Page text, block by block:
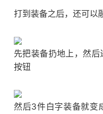
打到装备之后，还可以
先把装备扔地上，然
按钮
然后3件白字装备就变